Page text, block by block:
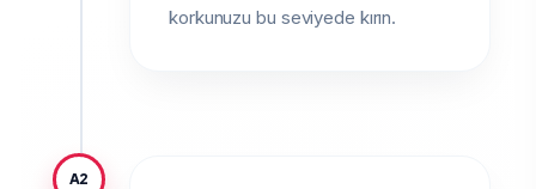
korkunuzu bu seviyede kırın.
A2